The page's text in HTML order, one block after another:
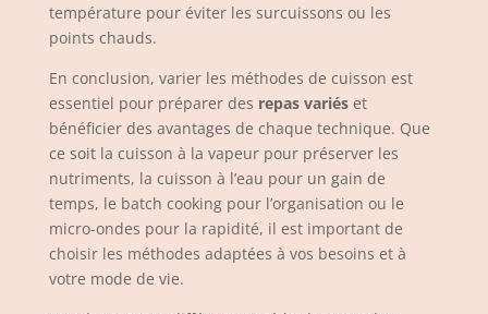
température pour éviter les surcuissons ou les
points chauds.
En conclusion, varier les méthodes de cuisson est
essentiel pour préparer des repas variéset
bénéficier des avantages de chaque technique. Que
ce soit la cuisson à la vapeur pour préserver les
nutriments, la cuisson à l’eau pour un gain de
temps, le batch cooking pour l’organisation ou le
micro-ondes pour la rapidité, il est important de
choisir les méthodes adaptées à vos besoins et à
votre mode de vie.